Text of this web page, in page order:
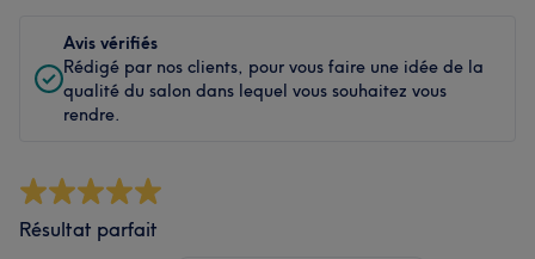
Avis vérifiés
Rédigé par nos clients, pour vous faire une idée de la
qualité du salon dans lequel vous souhaitez vous
rendre.
Résultat parfait